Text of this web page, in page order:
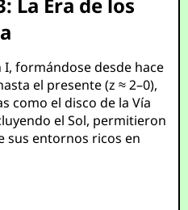
I, formándose desde hace
el presente (z ≈ 2–0),
como el disco de la Vía
el Sol, permitieron
sus entornos ricos en